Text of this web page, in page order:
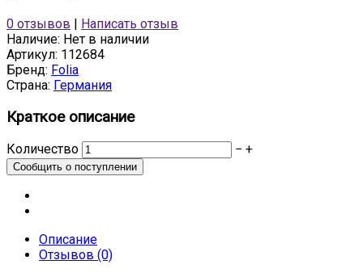
0 отзывов
Написать отзыв
Наличие: Нет в наличии
Артикул: 112684
Бренд: Folia
Страна: Германия
Краткое описание
Количество − +
Описание
Отзывов (0)